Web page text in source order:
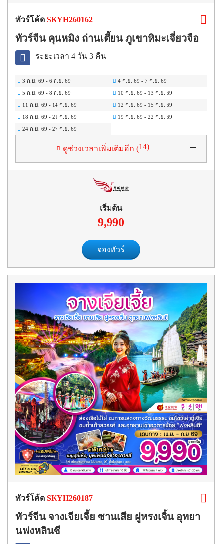
ทัวร์โค้ด SKYH260162
ทัวร์จีน คุนหมิง ถ่านเตี้ยน ภูเขาหิมะเจี่ยวจือ
ระยะเวลา 4 วัน 3 คืน
3 ก.ย. 69 - 6 ก.ย. 69 4 ก.ย. 69 - 7 ก.ย. 69
5 ก.ย. 69 - 8 ก.ย. 69 10 ก.ย. 69 - 13 ก.ย. 69
11 ก.ย. 69 - 14 ก.ย. 69 12 ก.ย. 69 - 15 ก.ย. 69
18 ก.ย. 69 - 21 ก.ย. 69 19 ก.ย. 69 - 22 ก.ย. 69
24 ก.ย. 69 - 27 ก.ย. 69
ดูช่วงเวลาเพิ่มเติมอีก (14)
เริ่มต้น
9,990
จองทัวร์
ทัวร์โค้ด SKYH260187
ทัวร์จีน จางเจียเจี้ย ซานเสีย ฝูหรงเจิ้น อุทยา
นฟงหลินซี